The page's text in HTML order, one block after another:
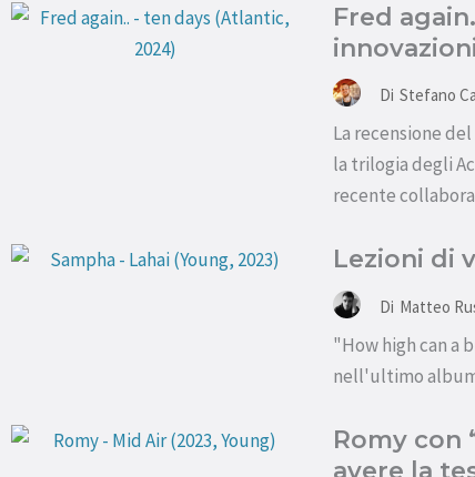
Fred
Di Stefano
La recensione
la trilogia degli
recente
Lezioni di
Di Matteo
"How high can a
nell'ultimo
Romy con